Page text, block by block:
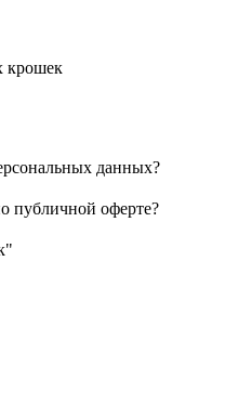
крошек
данных?
публичной оферте?